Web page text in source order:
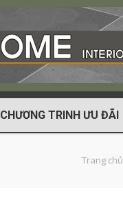
CHƯƠNG TRINH ƯU ĐÃI
Trang chủ